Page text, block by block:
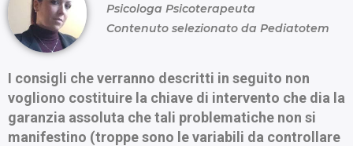
Psicologa Psicoterapeuta
Contenuto selezionato da Pediatotem
I consigli che verranno descritti in seguito non
vogliono costituire la chiave di intervento che dia la
garanzia assoluta che tali problematiche non si
manifestino (troppe sono le variabili da controllare